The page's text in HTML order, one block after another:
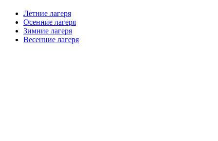
Летние лагеря
Осенние лагеря
Зимние лагеря
Весенние лагеря